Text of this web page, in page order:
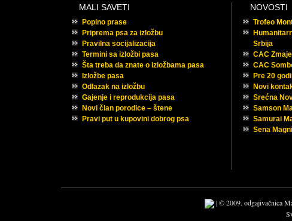
MALI SAVETI
Popino prase
Priprema psa za izložbu
Pravilna socijalizacija
Termini sa izložbi pasa
Šta treba da znate o izložbama pasa
Izložbe pasa
Odlazak na izložbu
Gajenje i reprodukcija pasa
Novi član porodice – štene
Pravi put u kupovini dobrog psa
NOVOSTI
Trofeo
Srbija
CAC
CAC
Pre 20
Novi
Srećna
Samson
Samurai
Sena
| © 2009. odgajivačnica